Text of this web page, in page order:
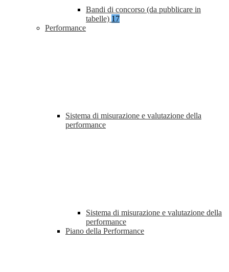
Bandi di concorso (da pubblicare in
tabelle) 17
Performance
Sistema di misurazione e valutazione della
performance
Sistema di misurazione e valutazione della
performance
Piano della Performance